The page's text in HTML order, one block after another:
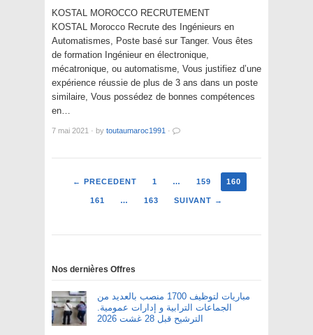
KOSTAL MOROCCO RECRUTEMENT
KOSTAL Morocco Recrute des Ingénieurs en
Automatismes, Poste basé sur Tanger. Vous êtes
de formation Ingénieur en électronique,
mécatronique, ou automatisme, Vous justifiez d’une
expérience réussie de plus de 3 ans dans un poste
similaire, Vous possédez de bonnes compétences
en…
7 mai 2021 · by toutaumaroc1991 ·
← PRECEDENT 1 … 159 160
161 … 163 SUIVANT →
Nos dernières Offres
مباريات لتوظيف 1700 منصب بالعديد من
الجماعات الترابية و إدارات عمومية.
الترشيح قبل 28 غشت 2026